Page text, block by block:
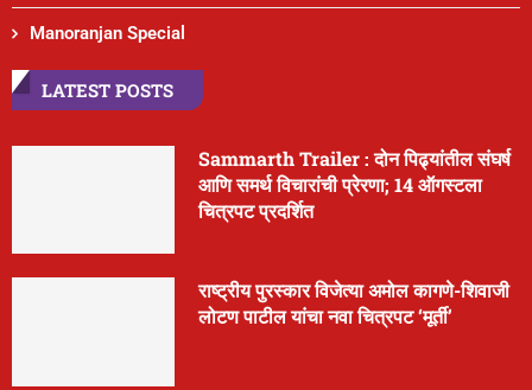
Manoranjan Special
LATEST POSTS
Sammarth Trailer : दोन पिढ्यांतील संघर्ष
आणि समर्थ विचारांची प्रेरणा; 14 ऑगस्टला
चित्रपट प्रदर्शित
राष्ट्रीय पुरस्कार विजेत्या अमोल कागणे-शिवाजी
लोटण पाटील यांचा नवा चित्रपट ‘मूर्ती’